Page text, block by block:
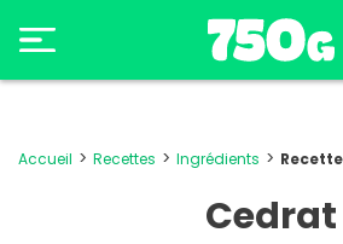
Accueil Recettes Ingrédients
Cedrat